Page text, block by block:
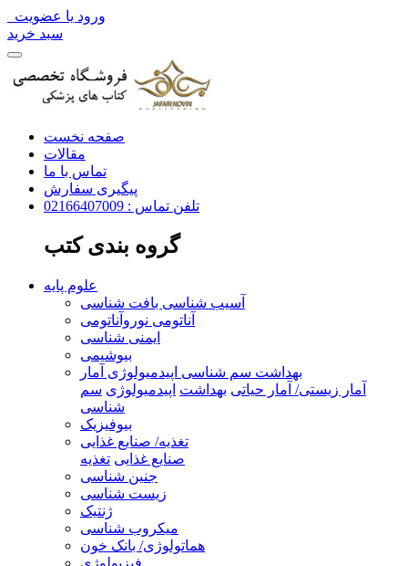
ورود یا عضویت
سبد خرید
صفحه نخست
مقالات
تماس با ما
پیگیری سفارش
تلفن تماس : 02166407009
گروه بندی کتب
علوم پایه
آسیب شناسی بافت شناسی
آناتومی نوروآناتومی
ایمنی شناسی
بیوشیمی
بهداشت سم شناسی اپیدمیولوژی آمار
آمار زیستی/ آمار حیاتی بهداشت اپیدمیولوژی سم
شناسی
بیوفیزیک
تغذیه/ صنایع غذایی
صنایع غذایی تغذیه
جنین شناسی
زیست شناسی
ژنتیک
میکروب شناسی
هماتولوژی/ بانک خون
فیزیولوژی